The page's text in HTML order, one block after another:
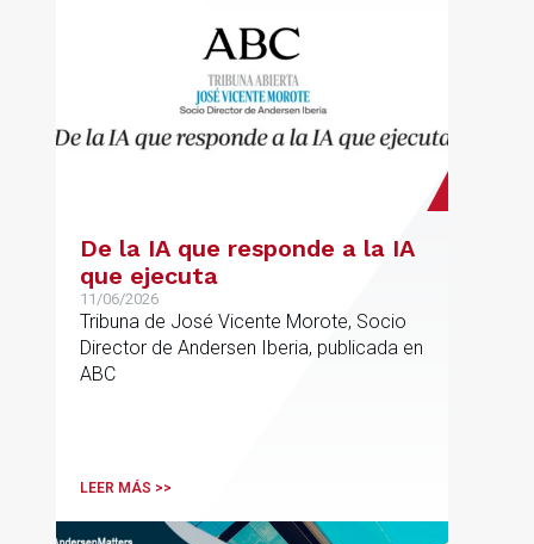
De la IA que responde a la IA
que ejecuta
11/06/2026
Tribuna de José Vicente Morote, Socio
Director de Andersen Iberia, publicada en
ABC
LEER MÁS >>